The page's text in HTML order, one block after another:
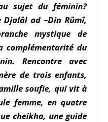
sujet du féminin?
Djalâl ad –Din Rûmî,
mystique de
complémentarité du
Rencontre avec
de trois enfants,
soufie, qui vit à
femme, en quatre
cheikha, une guide